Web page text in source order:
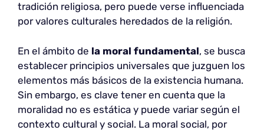
tradición religiosa, pero puede verse influenciada
por valores culturales heredados de la religión.
En el ámbito de la moral fundamental, se busca
establecer principios universales que juzguen los
elementos más básicos de la existencia humana.
Sin embargo, es clave tener en cuenta que la
moralidad no es estática y puede variar según el
contexto cultural y social. La moral social, por